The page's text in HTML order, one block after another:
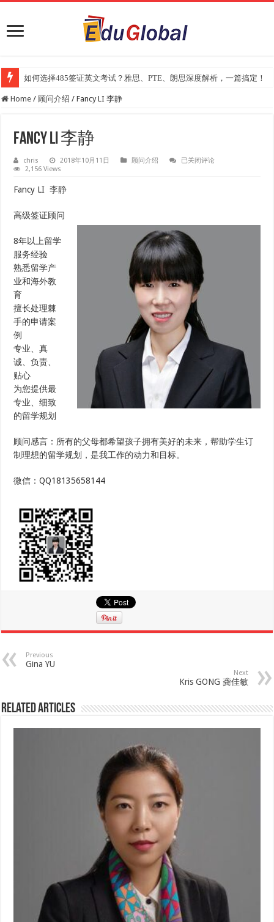
如何选择485签证英文考试？雅思、PTE、朗思深度解析，一篇搞定！
Home / 顾问介绍 / Fancy LI 李静
Fancy LI 李静
chris 2018年10月11日 顾问介绍
Fancy
已关闭评论
2,156 Views
Fancy LI 李静
高级签证顾问
8年以上留学
服务经验
熟悉留学产
业和海外教
育
擅长处理棘
手的申请案
例
专业、真
诚、负责、
贴心
为您提供最
专业、细致
的留学规划
顾问感言：所有的父母都希望孩子拥有美好的未来，帮助学生订
制理想的留学规划，是我工作的动力和目标。
微信：QQ18135658144
Previous
Gina YU
Next
Kris GONG 龚佳敏
Related Articles